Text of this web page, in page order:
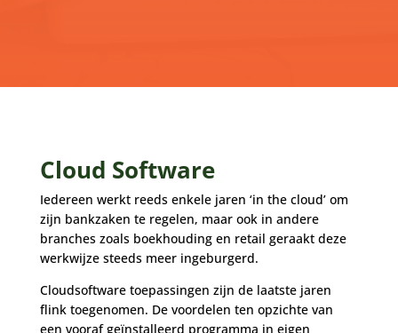
Cloud Software
Iedereen werkt reeds enkele jaren ‘in the cloud’ om
zijn bankzaken te regelen, maar ook in andere
branches zoals boekhouding en retail geraakt deze
werkwijze steeds meer ingeburgerd.
Cloudsoftware toepassingen zijn de laatste jaren
flink toegenomen. De voordelen ten opzichte van
een vooraf geïnstalleerd programma in eigen